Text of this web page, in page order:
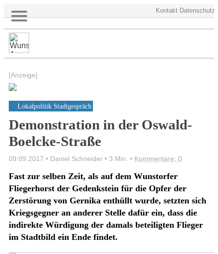
Datenschutz
Kontakt
[Anzeige]
Lokalpolitik Stadtgespräch
Demonstration in der Oswald-
Boelcke-Straße
09.09.2017 • Daniel Schneider • 3 Min. • Kommentare: 0
Fast zur selben Zeit, als auf dem Wunstorfer
Fliegerhorst der Gedenkstein für die Opfer der
Zerstörung von Gernika enthüllt wurde, setzten sich
Kriegsgegner an anderer Stelle dafür ein, dass die
indirekte Würdigung der damals beteiligten Flieger
im Stadtbild ein Ende findet.